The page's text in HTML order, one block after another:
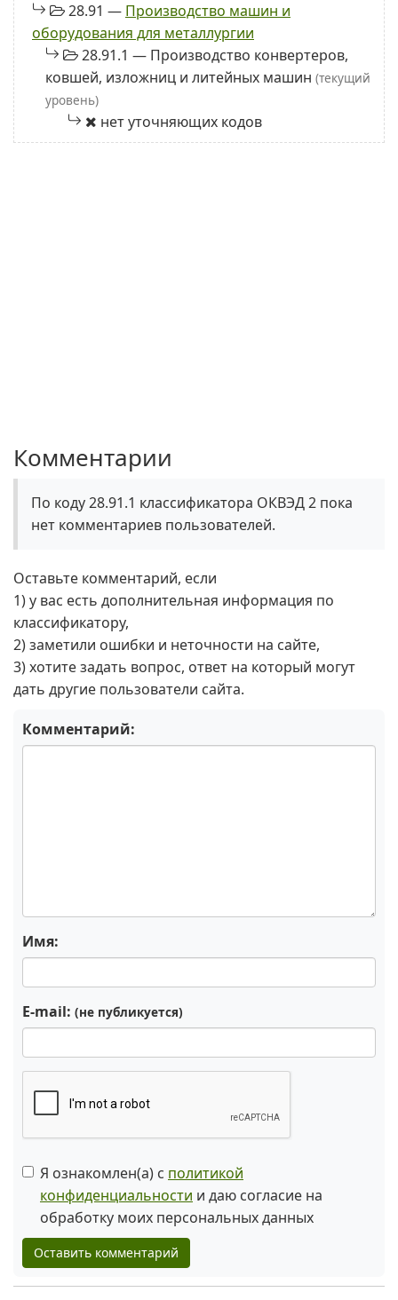
28.91 — Производство машин и
оборудования для металлургии
28.91.1 — Производство конвертеров,
ковшей, изложниц и литейных машин (текущий
уровень)
нет уточняющих кодов
Комментарии
По коду 28.91.1 классификатора ОКВЭД 2 пока
нет комментариев пользователей.
Оставьте комментарий, если
1) у вас есть дополнительная информация по
классификатору,
2) заметили ошибки и неточности на сайте,
3) хотите задать вопрос, ответ на который могут
дать другие пользователи сайта.
Комментарий:
Имя:
E-mail: (не публикуется)
Я ознакомлен(а) с политикой
конфиденциальности и даю согласие на
обработку моих персональных данных
Оставить комментарий